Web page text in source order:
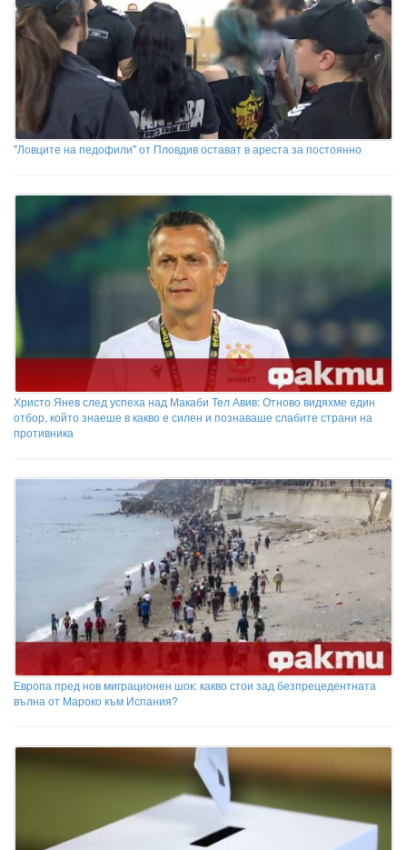
"Ловците на педофили" от Пловдив остават в ареста за постоянно
Христо Янев след успеха над Макаби Тел Авив: Отново видяхме един
отбор, който знаеше в какво е силен и познаваше слабите страни на
противника
Европа пред нов миграционен шок: какво стои зад безпрецедентната
вълна от Мароко към Испания?